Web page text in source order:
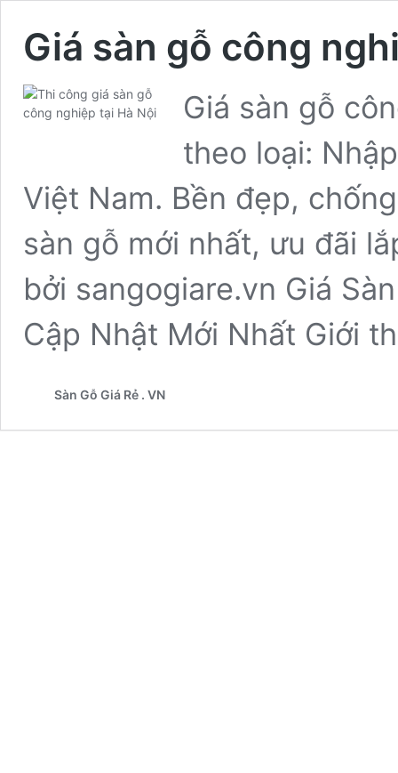
Giá sàn gỗ công
Giá sàn gỗ
theo loại:
Việt Nam. Bền đẹp,
sàn gỗ mới nhất, ưu đãi
bởi sangogiare.vn Giá
Cập Nhật Mới Nhất Giới
Sàn Gỗ Giá Rẻ . VN